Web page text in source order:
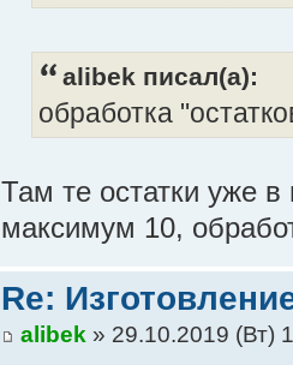
alibek писал(а):
обработка
Там те остатки уже
максимум 10,
Re:
alibek» 29.10.2019 (Вт)